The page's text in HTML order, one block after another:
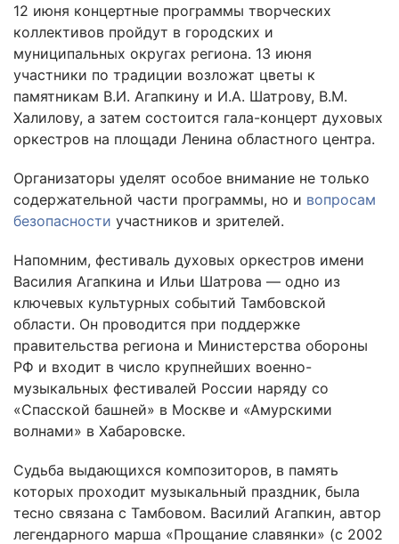
12 июня концертные программы творческих
коллективов пройдут в городских и
муниципальных округах региона. 13 июня
участники по традиции возложат цветы к
памятникам В.И. Агапкину и И.А. Шатрову, В.М.
Халилову, а затем состоится гала-концерт духовых
оркестров на площади Ленина областного центра.
Организаторы уделят особое внимание не только
содержательной части программы, но и вопросам
безопасности участников и зрителей.
Напомним, фестиваль духовых оркестров имени
Василия Агапкина и Ильи Шатрова — одно из
ключевых культурных событий Тамбовской
области. Он проводится при поддержке
правительства региона и Министерства обороны
РФ и входит в число крупнейших военно-
музыкальных фестивалей России наряду со
«Спасской башней» в Москве и «Амурскими
волнами» в Хабаровске.
Судьба выдающихся композиторов, в память
которых проходит музыкальный праздник, была
тесно связана с Тамбовом. Василий Агапкин, автор
легендарного марша «Прощание славянки» (с 2002